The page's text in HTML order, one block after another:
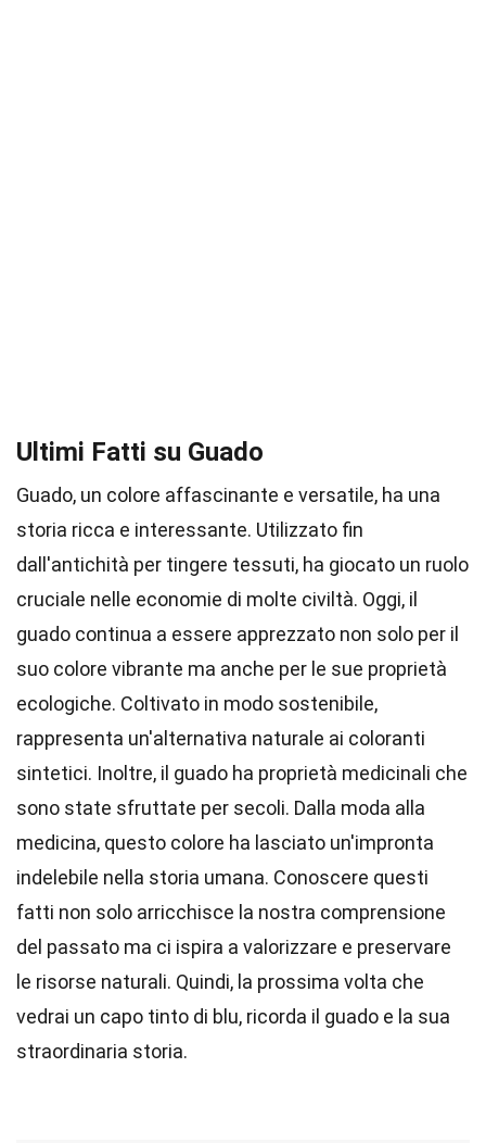
Ultimi Fatti su Guado
Guado, un colore affascinante e versatile, ha una
storia ricca e interessante. Utilizzato fin
dall'antichità per tingere tessuti, ha giocato un ruolo
cruciale nelle economie di molte civiltà. Oggi, il
guado continua a essere apprezzato non solo per il
suo colore vibrante ma anche per le sue proprietà
ecologiche. Coltivato in modo sostenibile,
rappresenta un'alternativa naturale ai coloranti
sintetici. Inoltre, il guado ha proprietà medicinali che
sono state sfruttate per secoli. Dalla moda alla
medicina, questo colore ha lasciato un'impronta
indelebile nella storia umana. Conoscere questi
fatti non solo arricchisce la nostra comprensione
del passato ma ci ispira a valorizzare e preservare
le risorse naturali. Quindi, la prossima volta che
vedrai un capo tinto di blu, ricorda il guado e la sua
straordinaria storia.